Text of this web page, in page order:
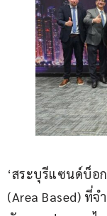
‘สระบุรีแซนด์บ็อ
(Area Based) ที่